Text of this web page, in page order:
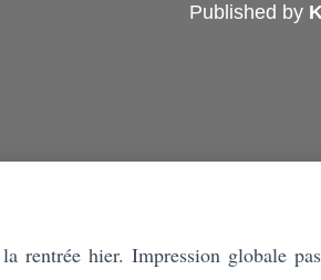
Published by
rentrée hier. Impression globale